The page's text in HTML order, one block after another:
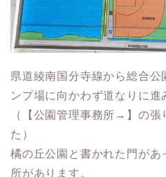
県道綾南国分寺線から総合公
ンプ場に向かわず道なりに進
（【公園管理事務所→】の張
た）
橘の丘公園と書かれた門があ
所があります。